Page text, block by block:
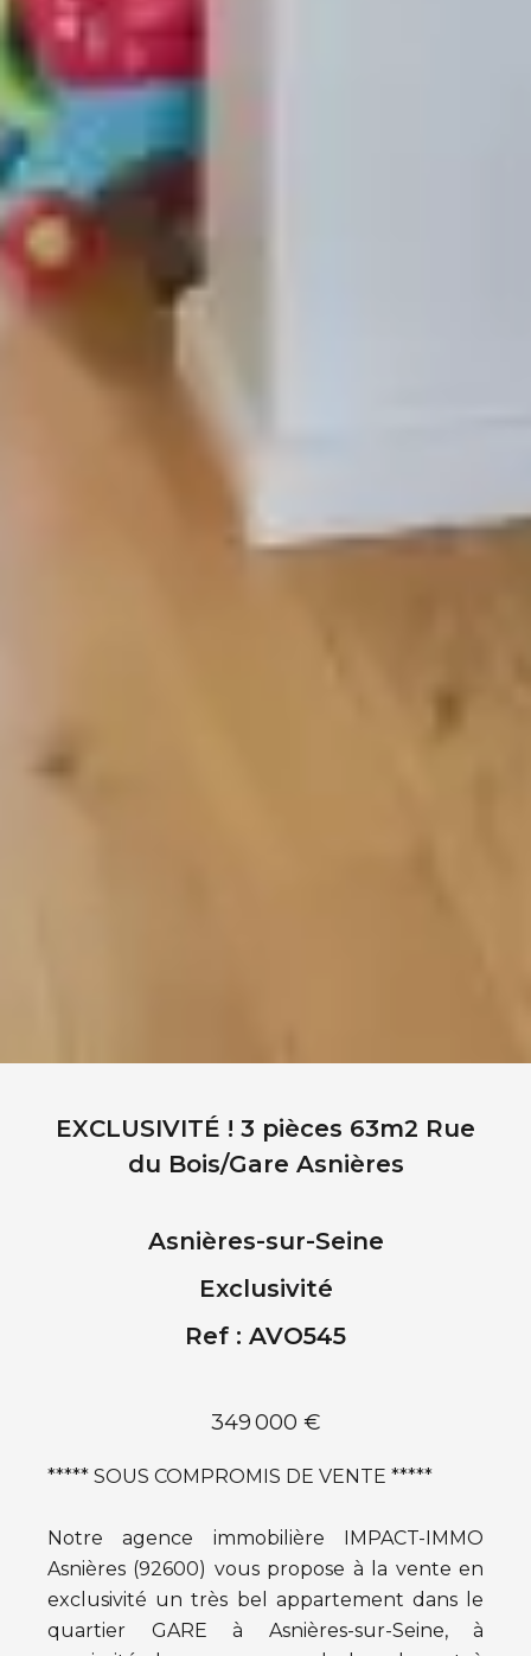
EXCLUSIVITÉ ! 3 pièces 63m2 Rue
du Bois/Gare Asnières
Asnières-sur-Seine
Exclusivité
Ref : AVO545
349 000 €
***** SOUS COMPROMIS DE VENTE *****
Notre agence immobilière IMPACT-IMMO
Asnières (92600) vous propose à la vente en
exclusivité un très bel appartement dans le
quartier GARE à Asnières-sur-Seine, à